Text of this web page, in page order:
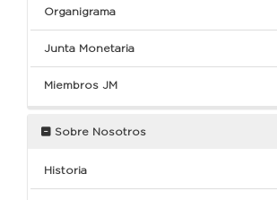
Organigrama
Junta Monetaria
Miembros JM
Sobre Nosotros
Historia